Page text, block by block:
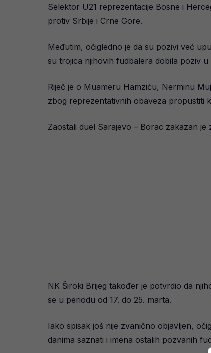
Selektor U21 reprezentacije Bosne i
protiv Srbije i Crne Gore.
Međutim, očigledno je da su pozivi već
su trojica njihovih fudbalera dobila poziv u
Riječ je o Muameru Hamziću, Nerminu
zbog reprezentativnih obaveza propustiti
Zaostali duel Sarajevo – Borac zakazan
NK Široki Brijeg također je potvrdio da
se u periodu od 17. do 25. marta.
Iako spisak još nije zvanično objavljen,
danima saznati i imena ostalih pozvanih